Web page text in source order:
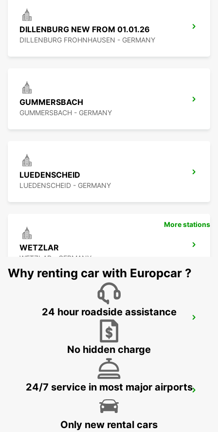
DILLENBURG NEW FROM 01.01.26
DILLENBURG FROHNHAUSEN - GERMANY
GUMMERSBACH
GUMMERSBACH - GERMANY
LUEDENSCHEID
LUEDENSCHEID - GERMANY
WETZLAR
WETZLAR - GERMANY
MARBURG
More stations
Why renting car with Europcar ?
24 hour roadside assistance
No hidden charge
24/7 service in most major airports
Only new rental cars